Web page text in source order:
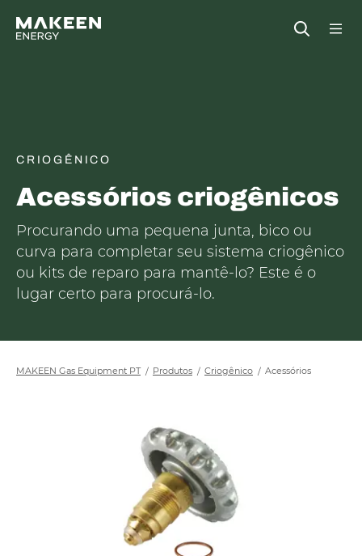
Open
CRIOGÊNICO
Acessórios criogênicos
Procurando uma pequena junta, bico ou
curva para completar seu sistema criogênico
ou kits de reparo para mantê-lo? Este é o
lugar certo para procurá-lo.
MAKEEN Gas Equipment PT Produtos Criogênico Acessórios